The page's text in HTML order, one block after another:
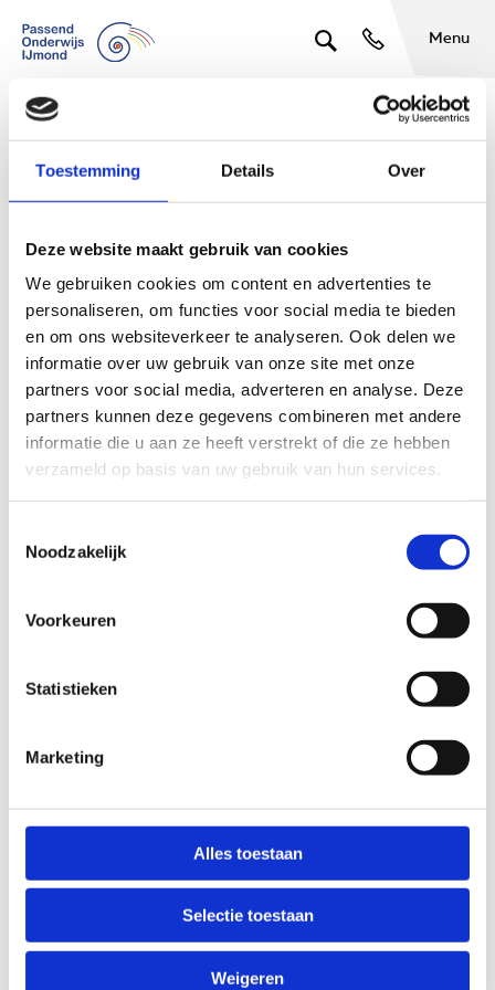
Toestemming Details Over
Deze website maakt gebruik van cookies
We gebruiken cookies om content en advertenties te
personaliseren, om functies voor social media te bieden
en om ons websiteverkeer te analyseren. Ook delen we
informatie over uw gebruik van onze site met onze
partners voor social media, adverteren en analyse. Deze
partners kunnen deze gegevens combineren met andere
informatie die u aan ze heeft verstrekt of die ze hebben
verzameld op basis van uw gebruik van hun services.
Noodzakelijk
Voorkeuren
Statistieken
Marketing
Alles toestaan
Selectie toestaan
Weigeren
Menu
Netwerkgroep POVO
VO. We werken hierbij samen in het netwerk in IJmond en
aangrenzende gebieden. We leggen een bodem voor een
dekkend aanbod, passend bij een variatie aan
ondersteuningsbehoefte. Zodat kinderen en ouders ervaren “Ik
hoor erbij, ik kan het, ik kan het zelf”.
In 2023-2024 hebben we met partners de toolkit up to date
gemaakt en we benutten de toolkit tijdig en gezamenlijk.
Toolkit overstapdocument PO-VO Downloaden
© 2026 Passend Onderwijs IJmond / Ontwerp & realisatie 2020:
RAADHUIS.com